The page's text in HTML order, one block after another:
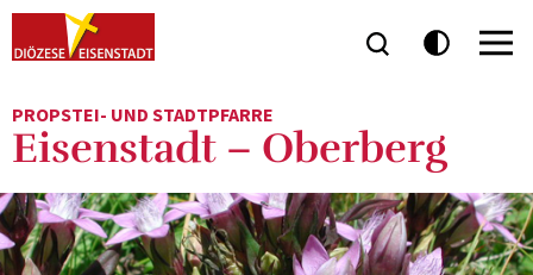
PROPSTEI- UND STADTPFARRE
Eisenstadt – Oberberg